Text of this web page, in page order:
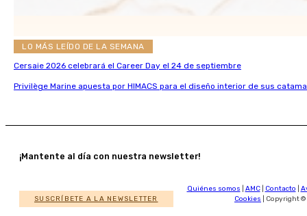
LO MÁS LEÍDO DE LA SEMANA
Cersaie 2026 celebrará el Career Day el 24 de septiembre
Privilège Marine apuesta por HIMACS para el diseño interior de sus
¡Mantente al día con nuestra newsletter!
SUSCRÍBETE A LA NEWSLETTER
Quiénes somos AMC| Contacto
Cookies | Copyright